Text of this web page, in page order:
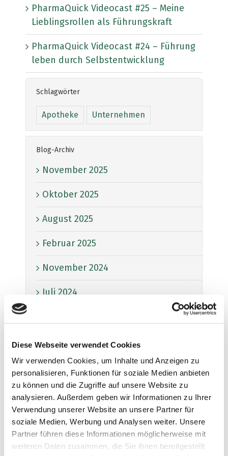
Diese Webseite verwendet Cookies
Wir verwenden Cookies, um Inhalte und Anzeigen zu
personalisieren, Funktionen für soziale Medien anbieten
zu können und die Zugriffe auf unsere Website zu
analysieren. Außerdem geben wir Informationen zu Ihrer
Verwendung unserer Website an unsere Partner für
soziale Medien, Werbung und Analysen weiter. Unsere
Partner führen diese Informationen möglicherweise mit
weiteren Daten zusammen, die Sie ihnen bereitgestellt
PharmaQuick Videocast #25 – Meine
Lieblingsrollen als Führungskraft
PharmaQuick Videocast #24 – Führung
leben durch Selbstentwicklung
Schlagwörter
Apotheke Unternehmen
Blog-Archiv
November 2025
Oktober 2025
August 2025
Februar 2025
November 2024
Juli 2024
April 2024
März 2024
Februar 2024
Januar 2024
Dezember 2023